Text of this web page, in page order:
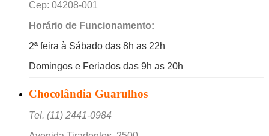
Cep: 04208-001
Horário de Funcionamento:
2ª feira à Sábado das 8h as 22h
Domingos e Feriados das 9h as 20h
Chocolândia Guarulhos
Tel. (11) 2441-0984